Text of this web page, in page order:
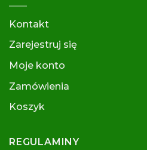
Kontakt
Zarejestruj się
Moje konto
Zamówienia
Koszyk
REGULAMINY